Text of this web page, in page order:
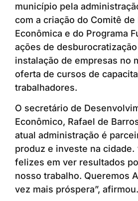
município pela
com a criação do Comitê de
Econômica e do Programa
ações de desburocratização
instalação de empresas no
oferta de cursos de
trabalhadores.
O secretário de
Econômico, Rafael de
atual administração é
produz e investe na cidade.
felizes em ver resultados
nosso trabalho. Queremos
vez mais próspera”, afirmou.